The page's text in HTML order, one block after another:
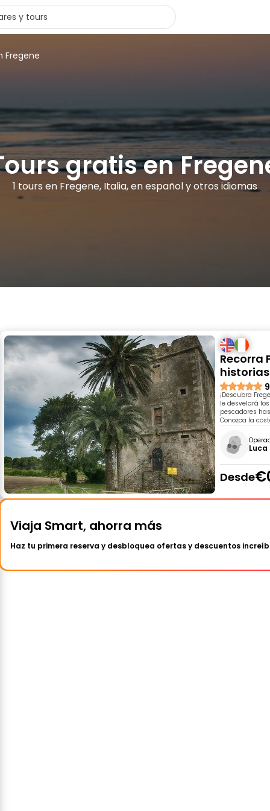
Fregene
gratis en
1 tours en Fregene, Italia, en español y otros idiomas
Recorra
¡Descubra
le desvelará
pescadores
Conozca la
Luca
Desde
Viaja Smart, ahorra más
Haz tu primera reserva y desbloquea ofertas y descuentos